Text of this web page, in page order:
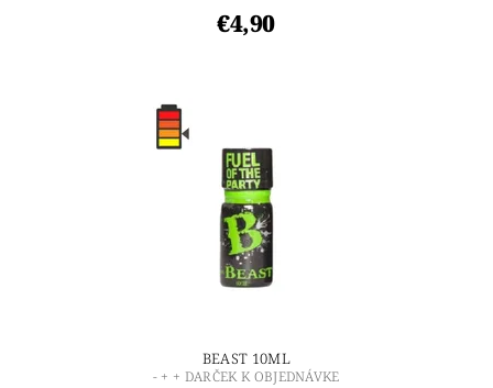
€4,90
BEAST 10ML
- + + DARČEK K OBJEDNÁVKE